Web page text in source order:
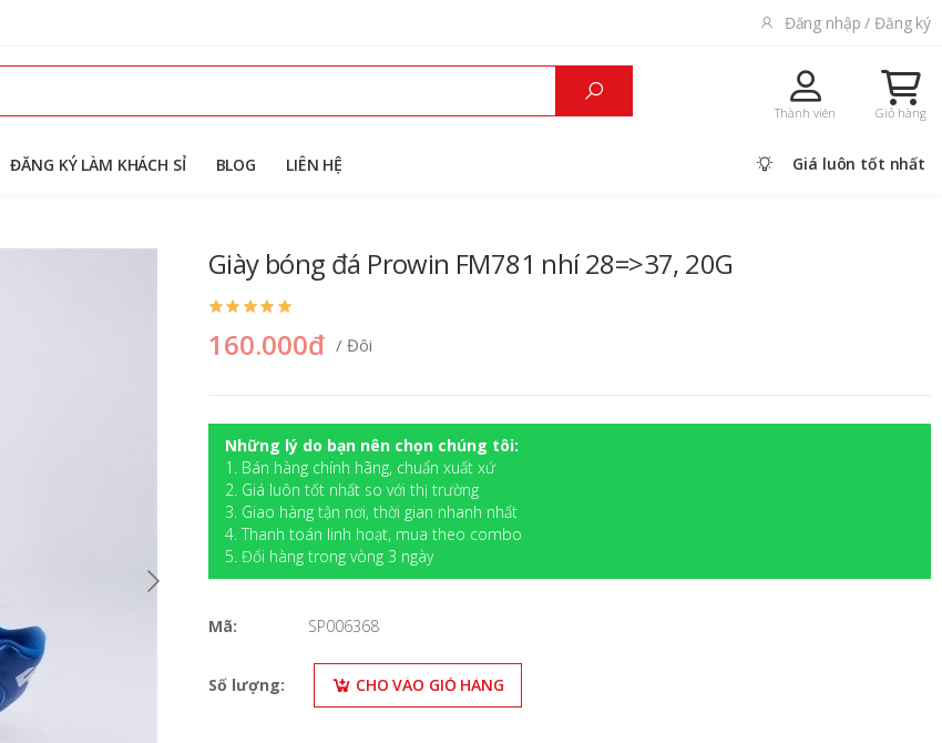
Đăng nhập / Đăng ký
Thành viên Giỏ hàng
ĐĂNG KÝ LÀM KHÁCH SỈ BLOG LIÊN HỆ Giá luôn tốt nhất
Giày bóng đá Prowin FM781 nhí 28=>37, 20G
160.000đ / Đôi
Những lý do bạn nên chọn chúng tôi:
1. Bán hàng chính hãng, chuẩn xuất xứ
2. Giá luôn tốt nhất so với thị trường
3. Giao hàng tận nơi, thời gian nhanh nhất
4. Thanh toán linh hoạt, mua theo combo
5. Đối hàng trong vòng 3 ngày
Mã: SP006368
Số lượng: CHO VÀO GIỎ HÀNG